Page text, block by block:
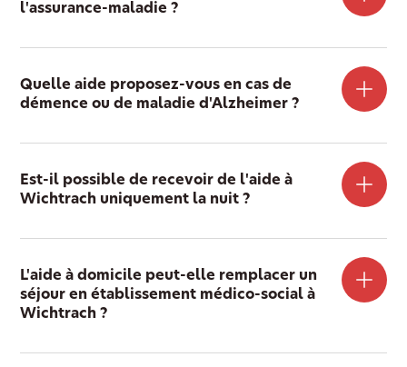
l'assurance-maladie ?
Quelle aide proposez-vous en cas de
démence ou de maladie d'Alzheimer ?
Est-il possible de recevoir de l'aide à
Wichtrach uniquement la nuit ?
L'aide à domicile peut-elle remplacer un
séjour en établissement médico-social à
Wichtrach ?